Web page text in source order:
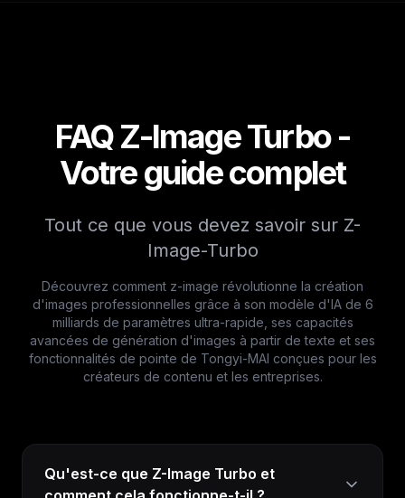
FAQ Z-Image Turbo -
Votre guide complet
Tout ce que vous devez savoir sur Z-
Image-Turbo
Découvrez comment z-image révolutionne la création
d'images professionnelles grâce à son modèle d'IA de 6
milliards de paramètres ultra-rapide, ses capacités
avancées de génération d'images à partir de texte et ses
fonctionnalités de pointe de Tongyi-MAI conçues pour les
créateurs de contenu et les entreprises.
Qu'est-ce que Z-Image Turbo et